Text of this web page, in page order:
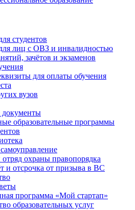
студентов
лиц с ОВЗ и инвалидностью
зачётов и экзаменов
для оплаты обучения
вузов
образовательные программы
охраны правопорядка
и отсрочка от призыва в ВС
программа «Мой стартап»
образовательных услуг